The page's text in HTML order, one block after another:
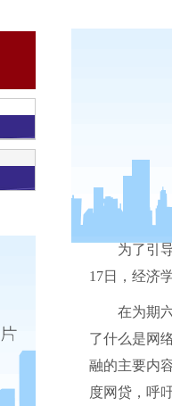
为了引
17日，经济
在为期
了什么是网
融的主要内
度网贷，呼